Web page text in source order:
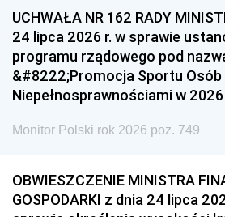
UCHWAŁA NR 162 RADY
24 lipca 2026 r. w sprawie
programu rządowego pod
&#8222;Promocja Sportu Osób
Niepełnosprawnościami w
Monitor Polski rok 2026 poz. 749
OBWIESZCZENIE MINISTRA
GOSPODARKI z dnia 24 lipca